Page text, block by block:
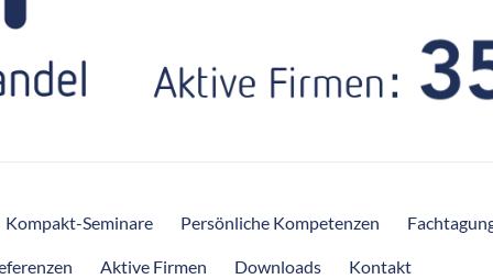
Kompakt-Seminare Persönliche Kompetenzen
Aktive Firmen Downloads Kontakt